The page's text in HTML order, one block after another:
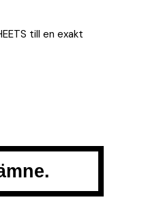
till en exakt